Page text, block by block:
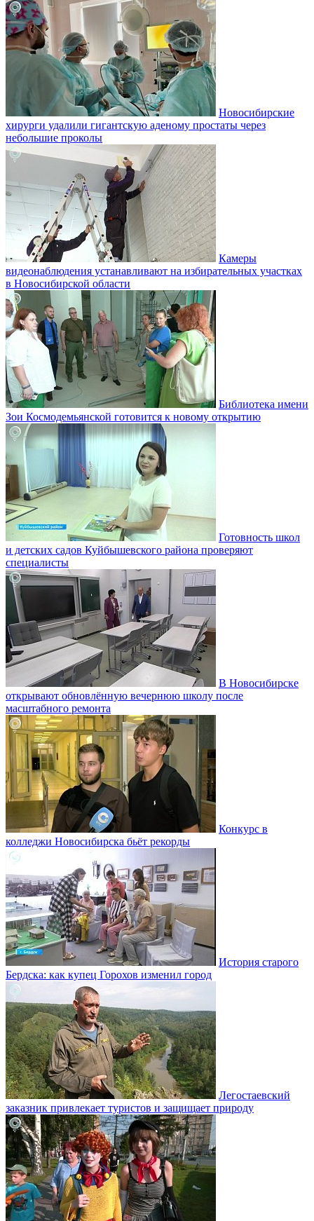
Новосибирские
хирурги удалили гигантскую аденому простаты через
небольшие проколы
Камеры
видеонаблюдения устанавливают на избирательных участках
в Новосибирской области
Библиотека имени
Зои Космодемьянской готовится к новому открытию
Готовность школ
и детских садов Куйбышевского района проверяют
специалисты
В Новосибирске
открывают обновлённую вечернюю школу после
масштабного ремонта
Конкурс в
колледжи Новосибирска бьёт рекорды
История старого
Бердска: как купец Горохов изменил город
Легостаевский
заказник привлекает туристов и защищает природу